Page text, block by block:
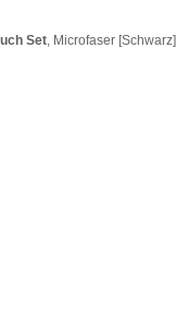
Set, Microfaser [Schwarz]